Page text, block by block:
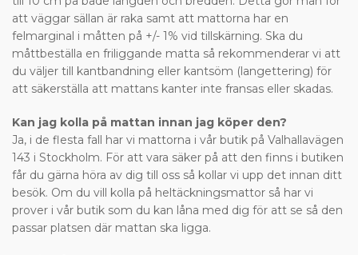
att väggar sällan är raka samt att mattorna har en
felmarginal i måtten på +/- 1% vid tillskärning. Ska du
måttbeställa en friliggande matta så rekommenderar vi att
du väljer till kantbandning eller kantsöm (langettering) för
att säkerställa att mattans kanter inte fransas eller skadas.
Kan jag kolla på mattan innan jag köper den?
Ja, i de flesta fall har vi mattorna i vår butik på Valhallavägen
143 i Stockholm. För att vara säker på att den finns i butiken
får du gärna höra av dig till oss så kollar vi upp det innan ditt
besök. Om du vill kolla på heltäckningsmattor så har vi
prover i vår butik som du kan låna med dig för att se så den
passar platsen där mattan ska ligga.